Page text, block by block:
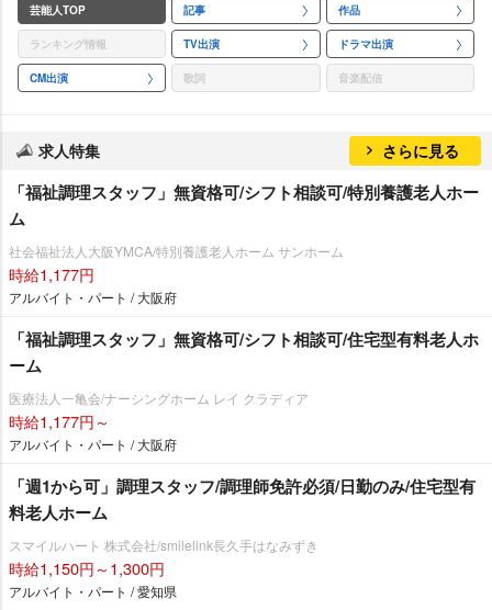
芸能人TOP 記事 作品
ランキング情報 TV出演 ドラマ出演
CM出演 歌詞 音楽配信
求人特集 さらに見る
「福祉調理スタッフ」無資格可/シフト相談可/特別養護老人ホー
ム
社会福祉法人大阪YMCA/特別養護老人ホーム サンホーム
時給1,177円
アルバイト・パート / 大阪府
「福祉調理スタッフ」無資格可/シフト相談可/住宅型有料老人ホ
ーム
医療法人一亀会/ナーシングホーム レイ クラディア
時給1,177円～
アルバイト・パート / 大阪府
「週1から可」調理スタッフ/調理師免許必須/日勤のみ/住宅型有
料老人ホーム
スマイルハート 株式会社/smilelink長久手はなみずき
時給1,150円～1,300円
アルバイト・パート / 愛知県